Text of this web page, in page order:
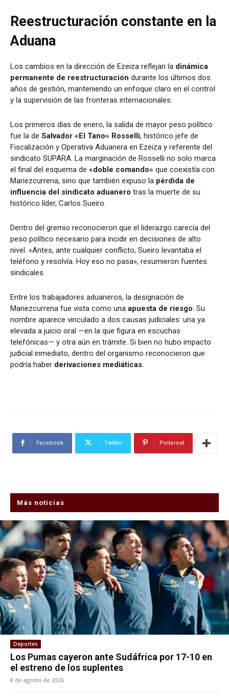
Reestructuración constante en la
Aduana
Los cambios en la dirección de Ezeiza reflejan la dinámica
permanente de reestructuración durante los últimos dos
años de gestión, manteniendo un enfoque claro en el control
y la supervisión de las fronteras internacionales.
Los primeros días de enero, la salida de mayor peso político
fue la de Salvador «El Tano» Rosselli, histórico jefe de
Fiscalización y Operativa Aduanera en Ezeiza y referente del
sindicato SUPARA. La marginación de Rosselli no solo marca
el final del esquema de «doble comando» que coexistía con
Mariezcurrena, sino que también expuso la pérdida de
influencia del sindicato aduanero tras la muerte de su
histórico líder, Carlos Sueiro.
Dentro del gremio reconocieron que el liderazgo carecía del
peso político necesario para incidir en decisiones de alto
nivel. «Antes, ante cualquier conflicto, Sueiro levantaba el
teléfono y resolvía. Hoy eso no pasa», resumieron fuentes
sindicales.
Entre los trabajadores aduaneros, la designación de
Mariezcurrena fue vista como una apuesta de riesgo. Su
nombre aparece vinculado a dos causas judiciales: una ya
elevada a juicio oral —en la que figura en escuchas
telefónicas— y otra aún en trámite. Si bien no hubo impacto
judicial inmediato, dentro del organismo reconocieron que
podría haber derivaciones mediáticas.
Facebook Twitter Pinterest
Más noticias
Deportes
Los Pumas cayeron ante Sudáfrica por 17-10 en
el estreno de los suplentes
8 de agosto de 2026